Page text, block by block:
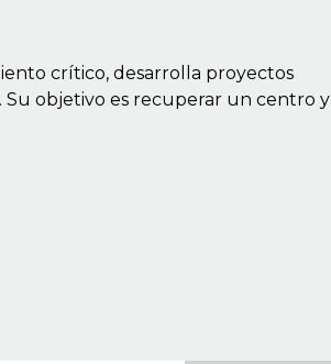
crítico, desarrolla proyectos
Su objetivo es recuperar un centro y